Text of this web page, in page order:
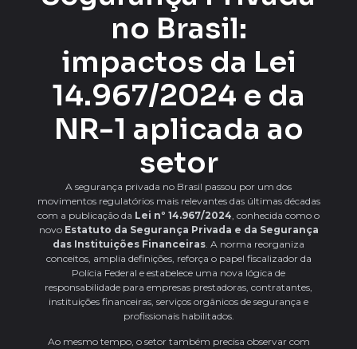
no Brasil:
impactos da Lei
14.967/2024 e da
NR-1 aplicada ao
setor
A segurança privada no Brasil passou por um dos
movimentos regulatórios mais relevantes das últimas décadas
com a publicação da Lei nº 14.967/2024 , conhecida como o
novo Estatuto da Segurança Privada e da Segurança
das Instituições Financeiras . A norma reorganiza
conceitos, amplia definições, reforça o papel fiscalizador da
Polícia Federal e estabelece uma nova lógica de
responsabilidade para empresas prestadoras, contratantes,
instituições financeiras, serviços orgânicos de segurança e
profissionais habilitados.
Ao mesmo tempo, o setor também precisa observar com